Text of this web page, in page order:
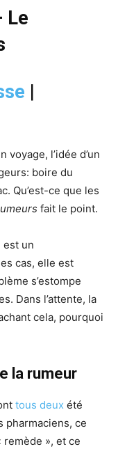
Le
l’idée d’un
boire du
Qu’est-ce que les
fait le point.
est un
cas, elle est
s’estompe
Dans l’attente, la
cela, pourquoi
la rumeur
tous deux été
pharmaciens, ce
», et ce